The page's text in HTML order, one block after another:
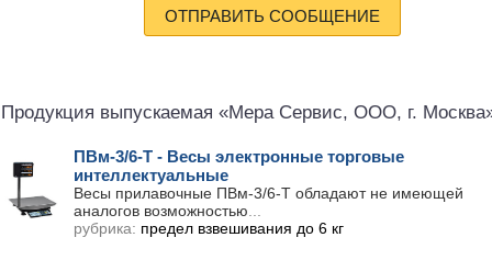
ОТПРАВИТЬ СООБЩЕНИЕ
Продукция выпускаемая «Мера Сервис, ООО, г.
ПВм-3/6-Т - Весы электронные торговые
интеллектуальные
Весы прилавочные ПВм-3/6-Т обладают не имеющей
аналогов возможностью
рубрика: предел взвешивания до 6 кг